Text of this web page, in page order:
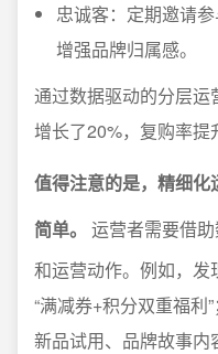
忠诚客：定期邀请
增强品牌归属感。
通过数据驱动的分层
增长了20%，复购率提
值得注意的是，精细化
简单。
运营者需要借
和运营动作。例如，
“满减券+积分双重福利
新品试用、品牌故事内